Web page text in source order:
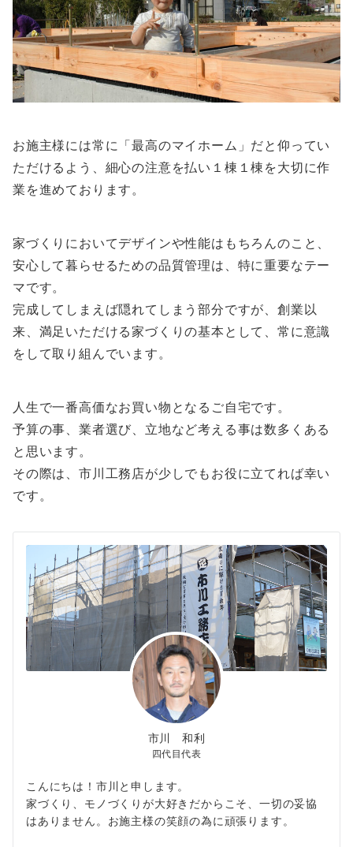
お施主様には常に「最高のマイホーム」だと仰ってい
ただけるよう、細心の注意を払い１棟１棟を大切に作
業を進めております。
家づくりにおいてデザインや性能はもちろんのこと、
安心して暮らせるための品質管理は、特に重要なテー
マです。
完成してしまえば隠れてしまう部分ですが、創業以
来、満足いただける家づくりの基本として、常に意識
をして取り組んでいます。
人生で一番高価なお買い物となるご自宅です。
予算の事、業者選び、立地など考える事は数多くある
と思います。
その際は、市川工務店が少しでもお役に立てれば幸い
です。
市川 和利
四代目代表
こんにちは！市川と申します。
家づくり、モノづくりが大好きだからこそ、一切の妥協
はありません。お施主様の笑顔の為に頑張ります。